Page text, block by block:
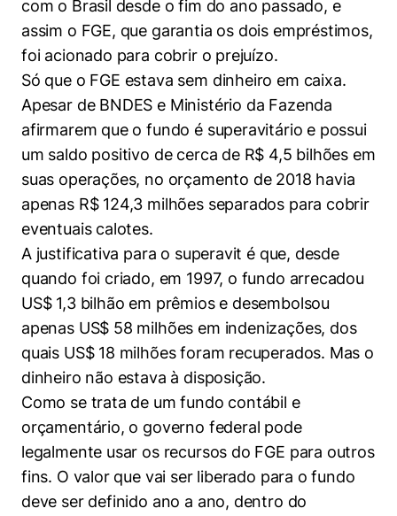
com o Brasil desde o fim do ano passado, e
assim o FGE, que garantia os dois empréstimos,
foi acionado para cobrir o prejuízo.
Só que o FGE estava sem dinheiro em caixa.
Apesar de BNDES e Ministério da Fazenda
afirmarem que o fundo é superavitário e possui
um saldo positivo de cerca de R$ 4,5 bilhões em
suas operações, no orçamento de 2018 havia
apenas R$ 124,3 milhões separados para cobrir
eventuais calotes.
A justificativa para o superavit é que, desde
quando foi criado, em 1997, o fundo arrecadou
US$ 1,3 bilhão em prêmios e desembolsou
apenas US$ 58 milhões em indenizações, dos
quais US$ 18 milhões foram recuperados. Mas o
dinheiro não estava à disposição.
Como se trata de um fundo contábil e
orçamentário, o governo federal pode
legalmente usar os recursos do FGE para outros
fins. O valor que vai ser liberado para o fundo
deve ser definido ano a ano, dentro do